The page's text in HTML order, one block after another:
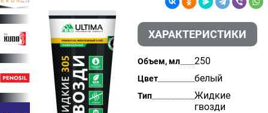
ХАРАКТЕРИСТИКИ
Объем, мл 250
Цвет белый
Тип
Жидкие
гвозди